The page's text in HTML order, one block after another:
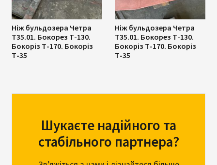
Ніж бульдозера Четра
Т35.01. Бокорез Т-130.
Бокоріз Т-170. Бокоріз
Т-35
Ніж бульдозера Четра
Т35.01. Бокорез Т-130.
Бокоріз Т-170. Бокоріз
Т-35
Шукаєте надійного та
стабільного партнера?